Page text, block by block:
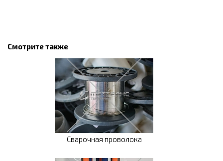
Смотрите также
Сварочная проволока